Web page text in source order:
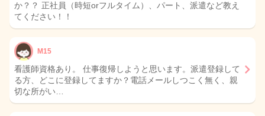
か？？ 正社員（時短orフルタイム）、パート、派遣など教え
てください！！
M15
看護師資格あり。 仕事復帰しようと思います。派遣登録して
る方、どこに登録してますか？電話メールしつこく無く、親
切な所がい…